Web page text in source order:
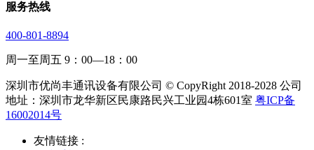
服务热线
400-801-8894
周一至周五 9：00—18：00
深圳市优尚丰通讯设备有限公司 © CopyRight 2018-2028 公司
地址：深圳市龙华新区民康路民兴工业园4栋601室 粤ICP备
16002014号
友情链接 :